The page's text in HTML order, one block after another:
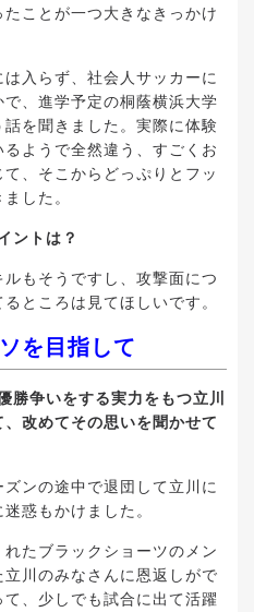
ことが一つ大きなきっかけ
入らず、社会人サッカーに
、進学予定の桐蔭横浜大学
を聞きました。実際に体験
ようで全然違う、すごくお
、そこからどっぷりとフッ
した。
ントは？
もそうですし、攻撃面につ
ところは見てほしいです。
を目指して
争いをする実力をもつ立川
改めてその思いを聞かせて
ンの途中で退団して立川に
惑もかけました。
たブラックショーツのメン
川のみなさんに恩返しがで
、少しでも試合に出て活躍